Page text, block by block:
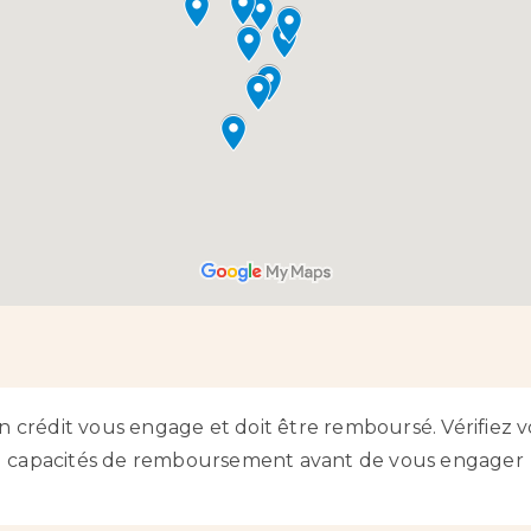
crédit vous engage et doit être remboursé. Vérifiez
capacités de remboursement avant de vous engager